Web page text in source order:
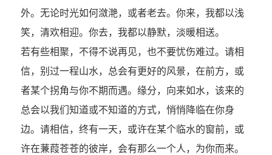
外。无论时光如何潋滟，或者老去。你来，我都以浅
笑，清欢相迎。你去，我都以静默，淡暖相送。
若有些相聚，不得不说再见，也不要忧伤难过。请相
信，别过一程山水，总会有更好的风景，在前方，或
者某个拐角与你不期而遇。缘分，向来如水，该来的
总会以我们知道或不知道的方式，悄悄降临在你身
边。请相信，终有一天，或许在某个临水的窗前，或
许在蒹葭苍苍的彼岸，会有那么一个人，为你而来。